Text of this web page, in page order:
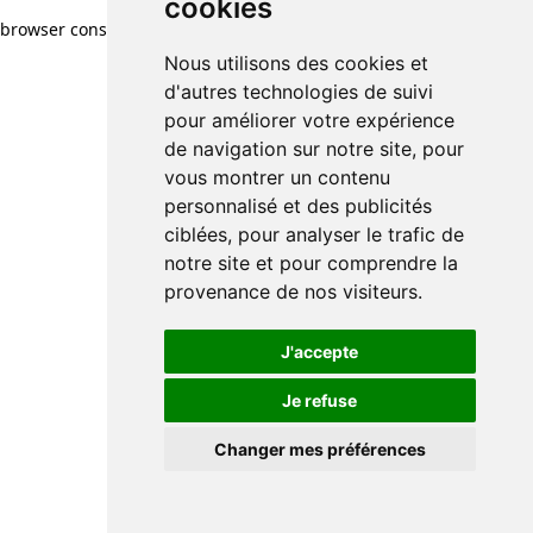
cookies
Nous utilisons des cookies et
d'autres technologies de suivi
pour améliorer votre expérience
de navigation sur notre site, pour
vous montrer un contenu
personnalisé et des publicités
ciblées, pour analyser le trafic de
notre site et pour comprendre la
provenance de nos visiteurs.
J'accepte
Je refuse
Changer mes préférences
browser console for more information)